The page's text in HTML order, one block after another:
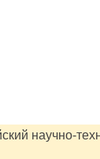
научно-